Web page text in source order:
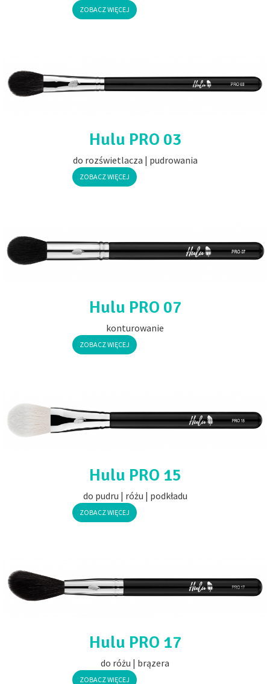
ZOBACZ WIĘCEJ
Hulu PRO 03
do rozświetlacza | pudrowania
ZOBACZ WIĘCEJ
Hulu PRO 07
konturowanie
ZOBACZ WIĘCEJ
Hulu PRO 15
do pudru | różu | podkładu
ZOBACZ WIĘCEJ
Hulu PRO 17
do różu | brązera
ZOBACZ WIĘCEJ